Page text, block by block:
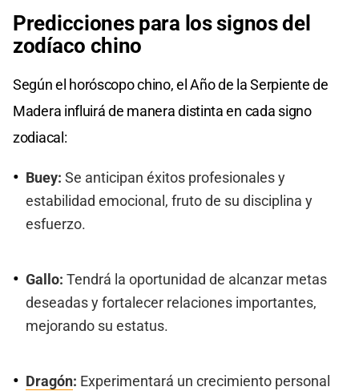
Predicciones para los signos del
zodíaco chino
Según el horóscopo chino, el Año de la Serpiente de
Madera influirá de manera distinta en cada signo
zodiacal:
Buey: Se anticipan éxitos profesionales y
estabilidad emocional, fruto de su disciplina y
esfuerzo.
Gallo: Tendrá la oportunidad de alcanzar metas
deseadas y fortalecer relaciones importantes,
mejorando su estatus.
Dragón: Experimentará un crecimiento personal